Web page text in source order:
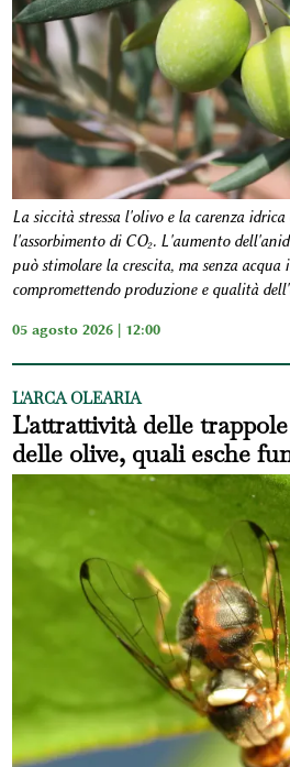
La siccità stressa l'olivo e la carenza
l'assorbimento di CO₂. L'aumento
può stimolare la crescita, ma senza
compromettendo produzione e qualità
05 agosto 2026 | 12:00
L'ARCA OLEARIA
L'attrattività delle
delle olive, quali esche